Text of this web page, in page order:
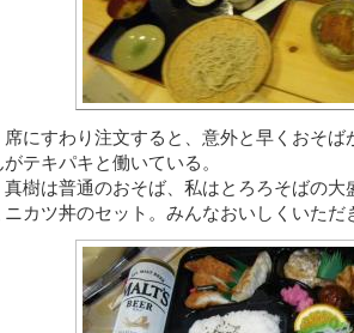
にすわり注文すると、意外と早くおそば
がテキパキと働いている。
樹は普通のおそば、私はとろろそばの大
ニカツ丼のセット。みんなおいしくいただ